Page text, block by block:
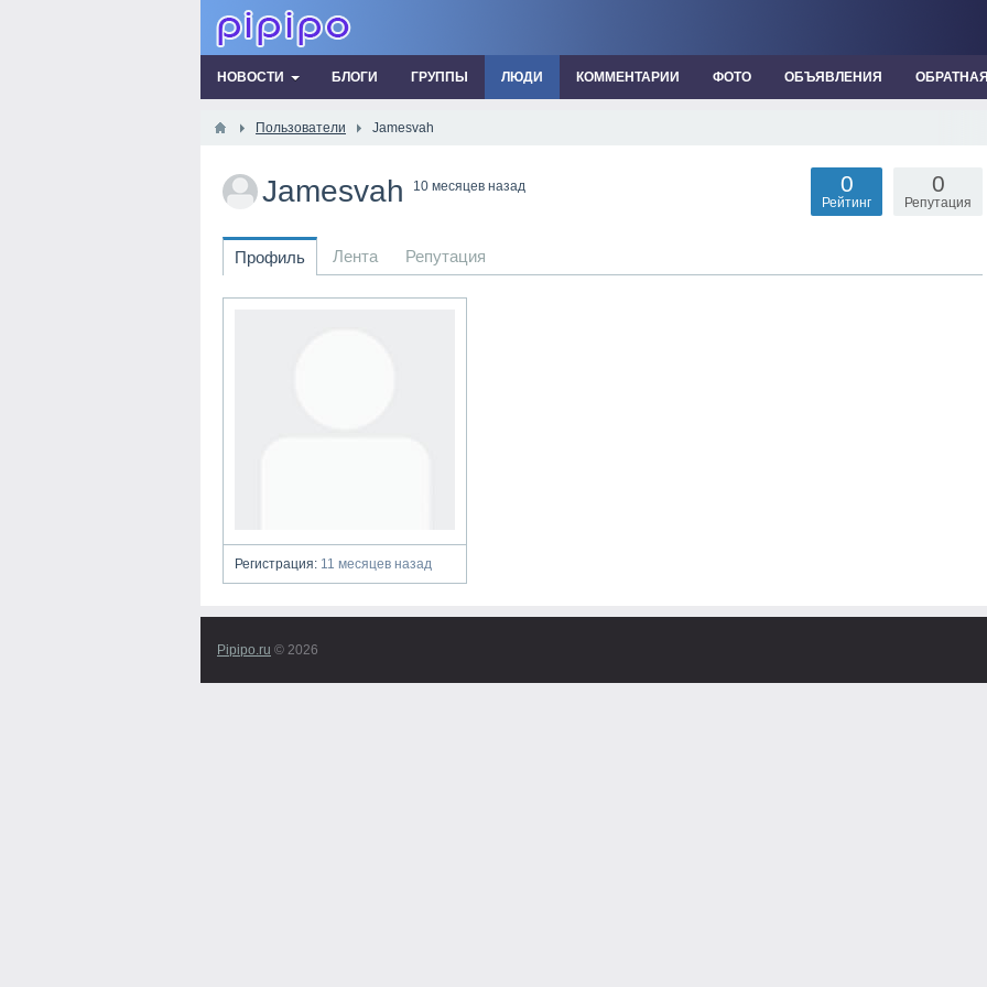
НОВОСТИ БЛОГИ ГРУППЫ ЛЮДИ КОММЕНТАРИИ ФОТО ОБЪЯВЛЕНИЯ
Пользователи Jamesvah
Jamesvah 10 месяцев назад 0
Репутация
0
Рейтинг
Профиль Лента Репутация
Регистрация: 11 месяцев назад
Pipipo.ru © 2026